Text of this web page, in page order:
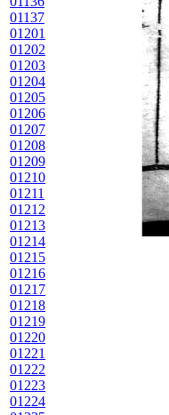
01137
01201
01202
01203
01204
01205
01206
01207
01208
01209
01210
01211
01212
01213
01214
01215
01216
01217
01218
01219
01220
01221
01222
01223
01224